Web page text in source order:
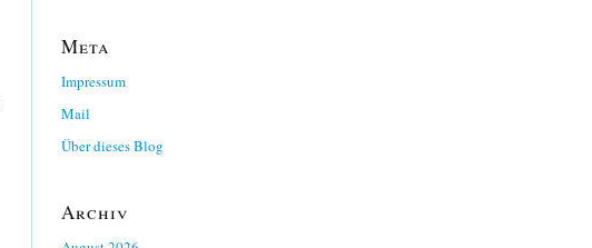
Meta
Impressum
Mail
Über dieses Blog
Archiv